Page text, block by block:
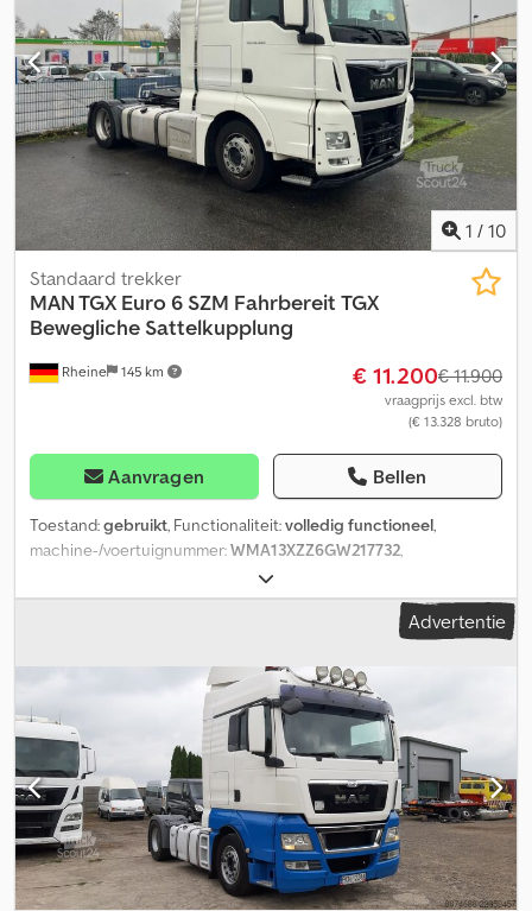
1 / 10
Rheine 145 km
Standaard trekker
MAN TGX Euro 6 SZM Fahrbereit TGX
Bewegliche Sattelkupplung
€ 11.200€ 11.900
vraagprijs excl. btw
(€ 13.328 bruto)
Aanvragen Bellen
Toestand:gebruikt, Functionaliteit:volledig functioneel,
machine-/voertuignummer:WMA13XZZ6GW217732,
, eerste registratie:
brandstoftype:diesel, brandstof:diesel, kleur:wit,
5.995 mm, totale
Automaat – Verstelbare schotel Te koop aangeboden: MAN TGX
trekker in goede staat. Export mogelijk. MAN TGX in wit, goed
onderhouden en direct inzetbaar. De truck is uitgerust met een
automatische versnellingsbak en heeft een verschuifbare
schotel – geschikt voor diverse opleggers. Voertuiggegevens:
Chjdpsymbbusfx Aahja Fabrikant: MAN Model: TGX Eerste
registratie: 12-05-2016 Emissienorm: Euro 6 Transmissie: Automaat
Asconfiguratie: 4x2 Toegestane totaalgewicht: 18.000 kg Kleur:
Blauw Banden: 315/60 R22.5 Verstelbare schotel (schuifschotel) –
geschikt voor diverse opleggers Ideaal voertuig voor
Advertentie